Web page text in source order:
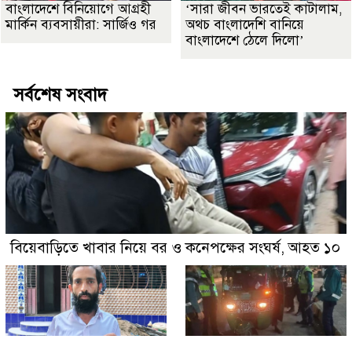
বাংলাদেশে বিনিয়োগে আগ্রহী
মার্কিন ব্যবসায়ীরা: সার্জিও গর
‘সারা জীবন ভারতেই কাটালাম,
অথচ বাংলাদেশি বানিয়ে
বাংলাদেশে ঠেলে দিলো’
সর্বশেষ সংবাদ
বিয়েবাড়িতে খাবার নিয়ে বর ও কনেপক্ষের সংঘর্ষ, আহত ১০